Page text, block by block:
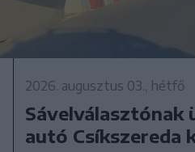
2026. augusztus 03., hétfő
autó Csíkszereda